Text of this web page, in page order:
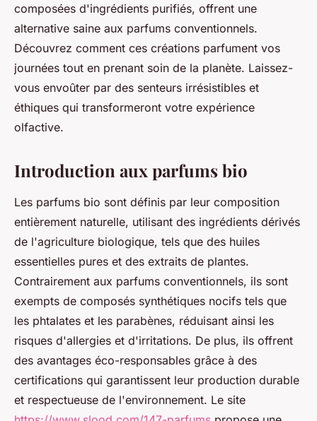
composées d'ingrédients purifiés, offrent une
alternative saine aux parfums conventionnels.
Découvrez comment ces créations parfument vos
journées tout en prenant soin de la planète. Laissez-
vous envoûter par des senteurs irrésistibles et
éthiques qui transformeront votre expérience
olfactive.
Introduction aux parfums bio
Les parfums bio sont définis par leur composition
entièrement naturelle, utilisant des ingrédients dérivés
de l'agriculture biologique, tels que des huiles
essentielles pures et des extraits de plantes.
Contrairement aux parfums conventionnels, ils sont
exempts de composés synthétiques nocifs tels que
les phtalates et les parabènes, réduisant ainsi les
risques d'allergies et d'irritations. De plus, ils offrent
des avantages éco-responsables grâce à des
certifications qui garantissent leur production durable
et respectueuse de l'environnement. Le site